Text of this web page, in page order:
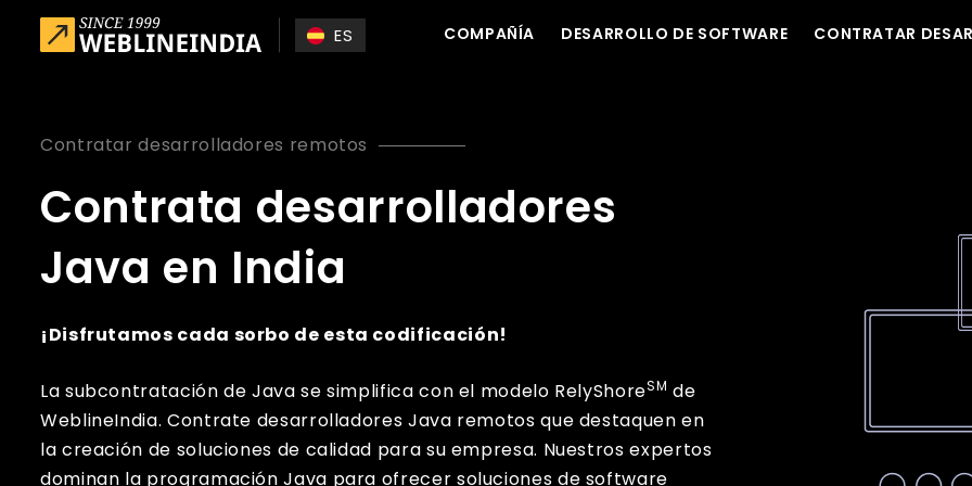
Skip to main content
ES COMPAÑÍA DESARROLLO DE SOFTWARE CONTRATAR
Contratar desarrolladores remotos
Contrata desarrolladores
Java en India
¡Disfrutamos cada sorbo de esta codificación!
La subcontratación de Java se simplifica con el modelo RelyShoreSM de
WeblineIndia. Contrate desarrolladores Java remotos que destaquen en
la creación de soluciones de calidad para su empresa. Nuestros expertos
dominan la programación Java para ofrecer soluciones de software